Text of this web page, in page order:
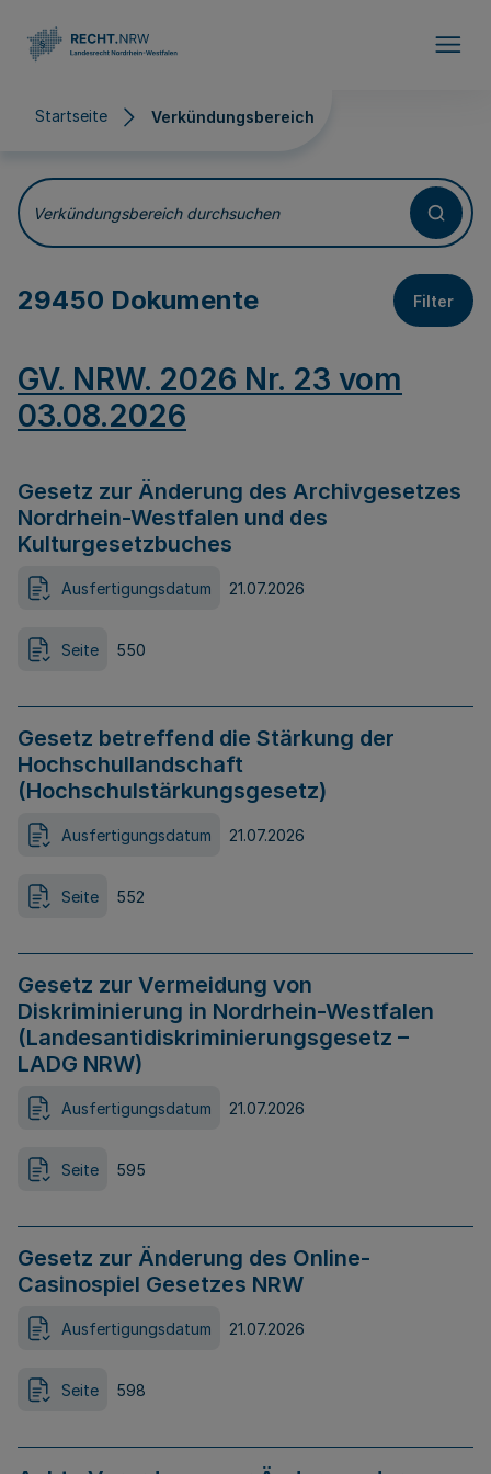
Startseite Verkündungsbereich
Verkündungsbereich
Verkündungsbereich durchsuchen
29450 Dokumente Filter
GV. NRW. 2026 Nr. 23 vom
03.08.2026
Gesetz zur Änderung des Archivgesetzes
Nordrhein-Westfalen und des
Kulturgesetzbuches
Ausfertigungsdatum 21.07.2026
Seite 550
Gesetz betreffend die Stärkung der
Hochschullandschaft
(Hochschulstärkungsgesetz)
Ausfertigungsdatum 21.07.2026
Seite 552
Gesetz zur Vermeidung von
Diskriminierung in Nordrhein-Westfalen
(Landesantidiskriminierungsgesetz –
LADG NRW)
Ausfertigungsdatum 21.07.2026
Seite 595
Gesetz zur Änderung des Online-
Casinospiel Gesetzes NRW
Ausfertigungsdatum 21.07.2026
Seite 598